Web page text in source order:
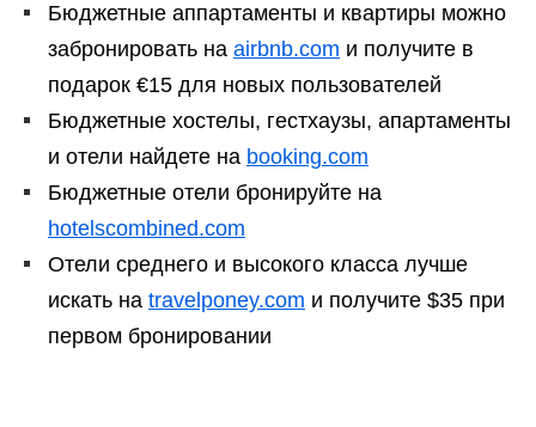
Бюджетные аппартаменты и квартиры можно
забронировать на airbnb.com и получите в
подарок €15 для новых пользователей
Бюджетные хостелы, гестхаузы, апартаменты
и отели найдете на booking.com
Бюджетные отели бронируйте на
hotelscombined.com
Отели среднего и высокого класса лучше
искать на travelponey.com и получите $35 при
первом бронировании